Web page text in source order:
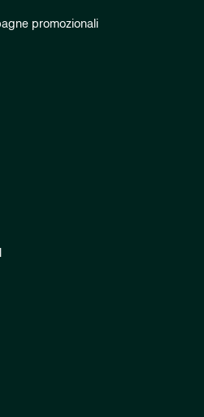
promozionali